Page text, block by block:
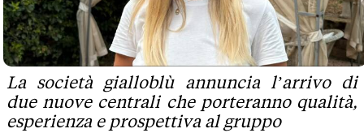
La società gialloblù annuncia l’arrivo di
due nuove centrali che porteranno qualità,
esperienza e prospettiva al gruppo